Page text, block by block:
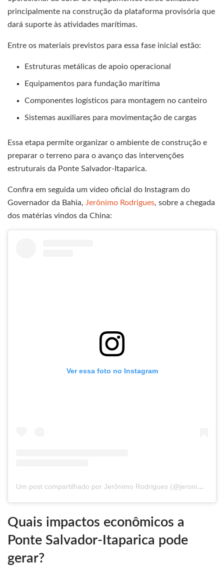
principalmente na construção da plataforma provisória que
dará suporte às atividades marítimas.
Entre os materiais previstos para essa fase inicial estão:
Estruturas metálicas de apoio operacional
Equipamentos para fundação marítima
Componentes logísticos para montagem no canteiro
Sistemas auxiliares para movimentação de cargas
Essa etapa permite organizar o ambiente de construção e
preparar o terreno para o avanço das intervenções
estruturais da Ponte Salvador-Itaparica.
Confira em seguida um vídeo oficial do Instagram do
Governador da Bahia, Jerônimo Rodrigues, sobre a chegada
dos matérias vindos da China:
Ver essa foto no Instagram
Um post compartilhado por Jerônimo Rodrigues (@jeronimorodriguesba)
Quais impactos econômicos a
Ponte Salvador-Itaparica pode
gerar?